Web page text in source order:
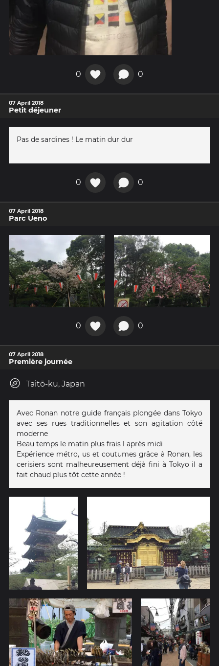
0 0
07 April 2018
Petit déjeuner
Pas de sardines ! Le matin dur dur
0 0
07 April 2018
Parc Ueno
0 0
07 April 2018
Première journée
Taitō-ku, Japan
Avec Ronan notre guide français plongée dans Tokyo
avec ses rues traditionnelles et son agitation côté
moderne
Beau temps le matin plus frais l après midi
Expérience métro, us et coutumes grâce à Ronan, les
cerisiers sont malheureusement déjà fini à Tokyo il a
fait chaud plus tôt cette année !